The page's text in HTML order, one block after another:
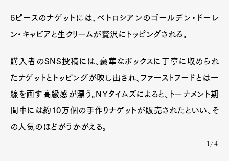
6ピースのナゲットには、ペトロシアンのゴールデン・ドーレ
ン・キャビアと生クリームが贅沢にトッピングされる。
購入者のSNS投稿には、豪華なボックスに丁寧に収められ
たナゲットとトッピングが映し出され、ファーストフードとは一
線を画す高級感が漂う。NYタイムズによると、トーナメント期
間中には約10万個の手作りナゲットが販売されたといい、そ
の人気のほどがうかがえる。
1/4